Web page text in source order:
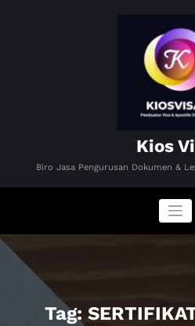
Kios
Biro Jasa Pengurusan Dokumen &
Tag: